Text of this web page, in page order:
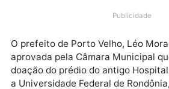
um deles. Nesta semana, o
sua história rumo à
Publicidade